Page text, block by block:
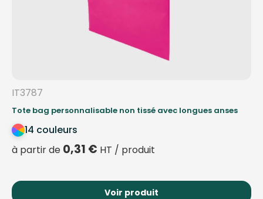
IT3787
Tote bag personnalisable non tissé avec longues anses
14 couleurs
à partir de 0,31 € HT / produit
Voir produit